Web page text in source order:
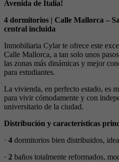
Avenida de Italia!
4 dormitorios | Calle Mallorca –
central incluida
Inmobiliaria Cylar te ofrece este
Calle Mallorca, a tan solo unos
las zonas más dinámicas y mejor
para estudiantes.
La vivienda, en perfecto estado, es
para vivir cómodamente y con
universitario de la ciudad.
Distribución y características
· 4 dormitorios bien distribuidos,
· 2 baños totalmente reformados,